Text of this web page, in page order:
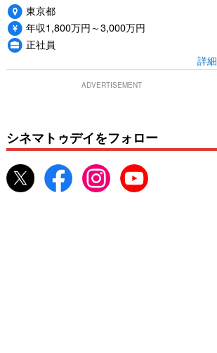
東京都
年収1,800万円～3,000万円
正社員
詳細
ADVERTISEMENT
シネマトゥデイをフォロー